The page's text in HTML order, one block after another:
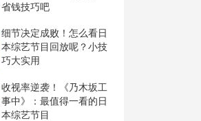
省钱技巧吧
细节决定成败！怎么看日
本综艺节目回放呢？小技
巧大实用
收视率逆袭！《乃木坂工
事中》：最值得一看的日
本综艺节目